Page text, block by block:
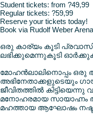
Student tickets: from ?49,99
Regular tickets: ?59,99
Reserve your tickets today!
Book via Rudolf Weber
ഒരു കാര്യം കൂടി
ലഭിക്കുമെന്നുകൂടി
മോഹന്‍ലാലിനൊപ്പം
അഭിനേതാക്കളുടെയും
ജീവിതത്തില്‍
മനോഹരമായ സായാഹ്നം
മഹത്തായ ആഘോഷം